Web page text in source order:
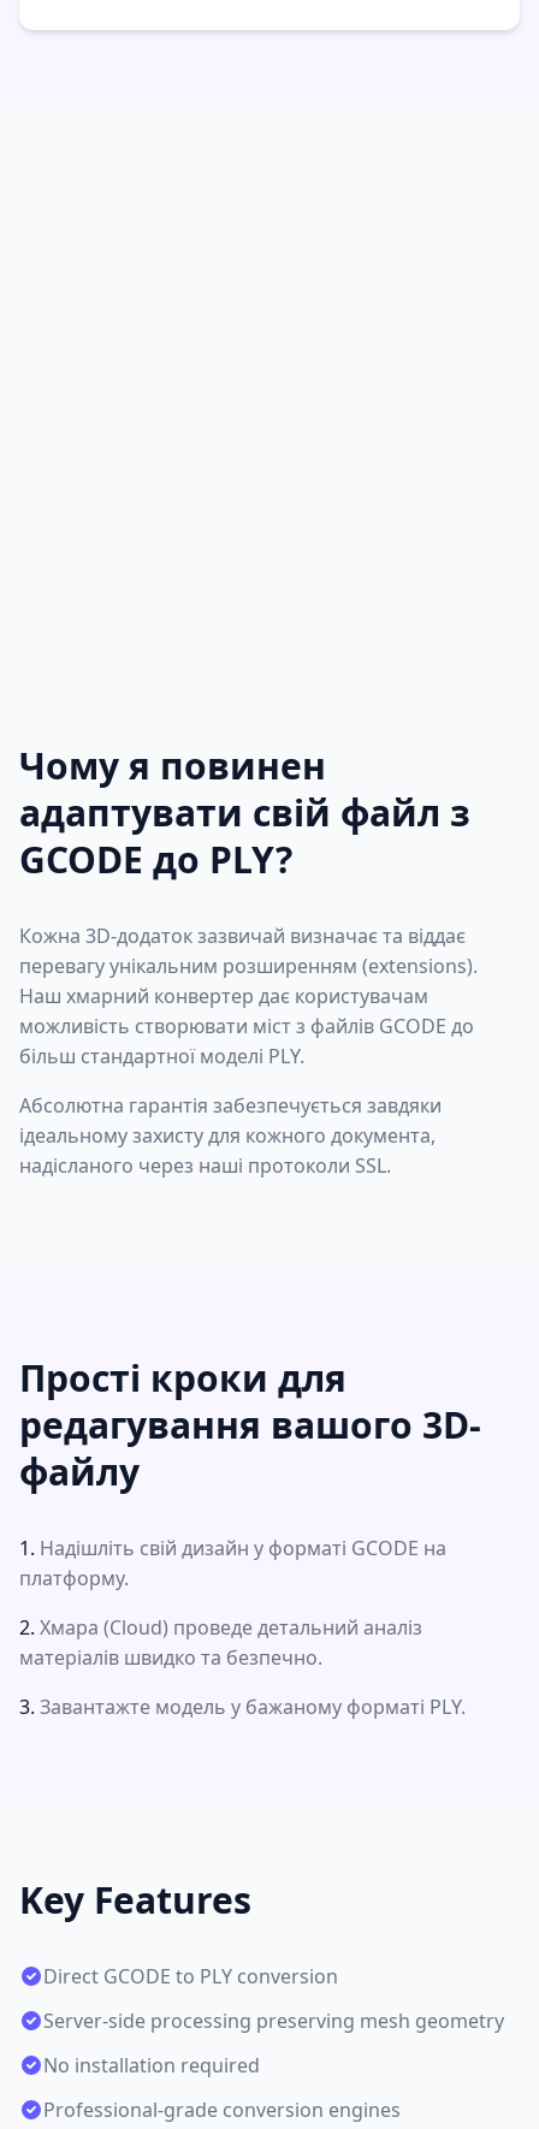
Чому я повинен
адаптувати свій файл з
GCODE до PLY?
Кожна 3D-додаток зазвичай визначає та віддає
перевагу унікальним розширенням (extensions).
Наш хмарний конвертер дає користувачам
можливість створювати міст з файлів GCODE до
більш стандартної моделі PLY.
Абсолютна гарантія забезпечується завдяки
ідеальному захисту для кожного документа,
надісланого через наші протоколи SSL.
Прості кроки для
редагування вашого 3D-
файлу
Надішліть свій дизайн у форматі GCODE на
платформу.
Хмара (Cloud) проведе детальний аналіз
матеріалів швидко та безпечно.
Завантажте модель у бажаному форматі PLY.
Key Features
Direct GCODE to PLY conversion
Server-side processing preserving mesh geometry
No installation required
Professional-grade conversion engines